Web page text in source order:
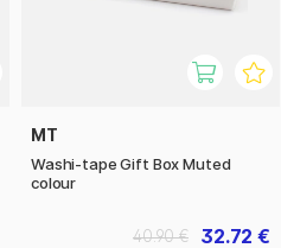
MT
Washi-tape Gift Box Muted
colour
32.72 €
40.90 €